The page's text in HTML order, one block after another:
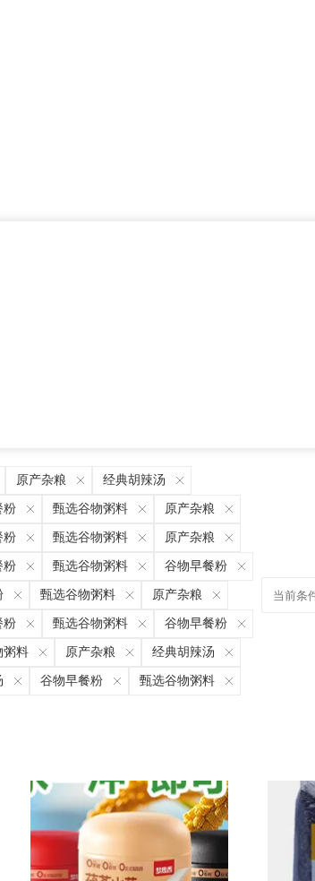
原产杂粮 经典胡辣汤
粉 甄选谷物粥料 原产杂粮
粉 甄选谷物粥料 原产杂粮
粉 甄选谷物粥料 谷物早餐粉
甄选谷物粥料 原产杂粮
粉 甄选谷物粥料 谷物早餐粉
粥料 原产杂粮 经典胡辣汤
谷物早餐粉 甄选谷物粥料